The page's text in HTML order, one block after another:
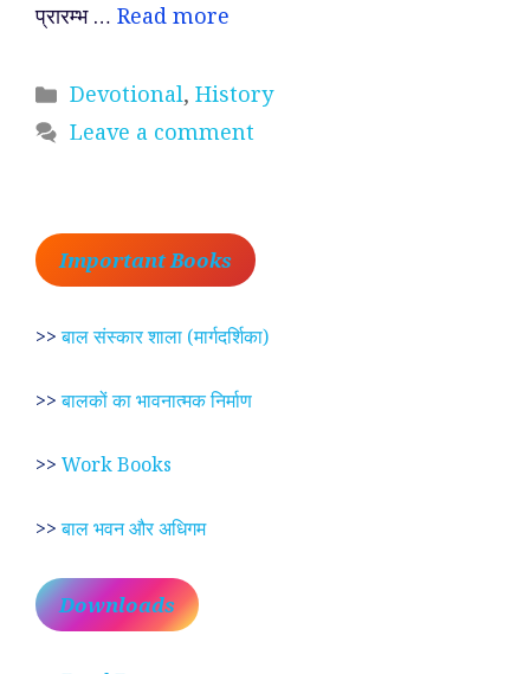
प्रारम्भ … Read more
Categories
Devotional, History
Leave a comment
Important Books
>>बाल संस्कार शाला (मार्गदर्शिका)
>>बालकों का भावनात्मक निर्माण
>> Work Books
>>बाल भवन और अधिगम
Downloads